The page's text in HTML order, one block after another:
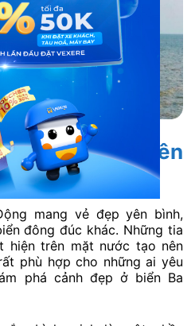
rạng rỡ trên
mang vẻ đẹp yên bình,
đông đúc khác. Những tia
hiện trên mặt nước tạo nên
phù hợp cho những ai yêu
phá cảnh đẹp ở biển Ba